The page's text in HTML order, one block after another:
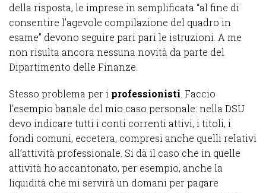
della risposta, le imprese in semplificata “al fine di
consentire l’agevole compilazione del quadro in
esame” devono seguire pari pari le istruzioni. A me
non risulta ancora nessuna novità da parte del
Dipartimento delle Finanze.
Stesso problema per i professionisti . Faccio
l’esempio banale del mio caso personale: nella DSU
devo indicare tutti i conti correnti attivi, i titoli, i
fondi comuni, eccetera, compresi anche quelli relativi
all’attività professionale. Si dà il caso che in quelle
attività ho accantonato, per esempio, anche la
liquidità che mi servirà un domani per pagare